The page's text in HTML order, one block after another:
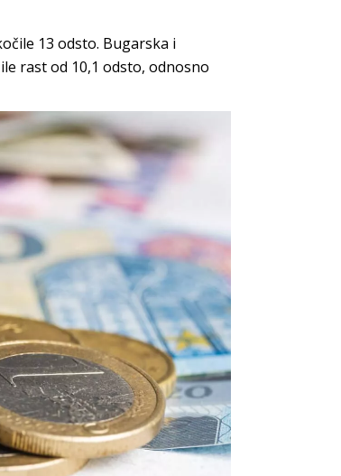
13 odsto. Bugarska i
rast od 10,1 odsto, odnosno